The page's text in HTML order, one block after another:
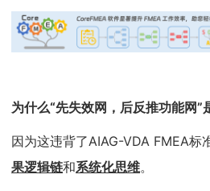
为什么“先失效网，后反推功能网”
因为这违背了AIAG-VDA FMEA标
果逻辑链和系统化思维。